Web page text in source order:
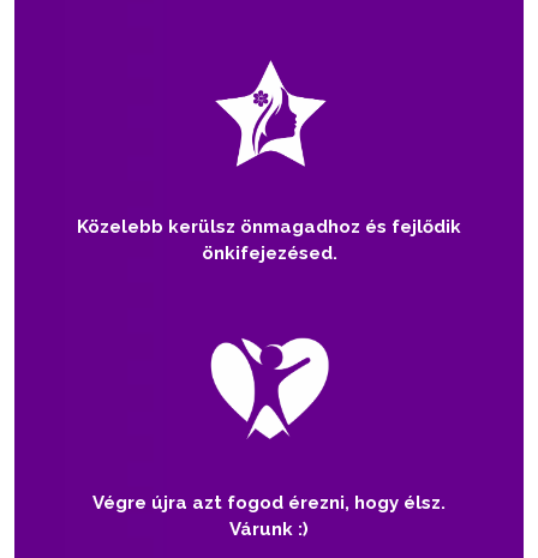
Közelebb kerülsz önmagadhoz és fejlődik
önkifejezésed.
Végre újra azt fogod érezni, hogy élsz.
Várunk :)